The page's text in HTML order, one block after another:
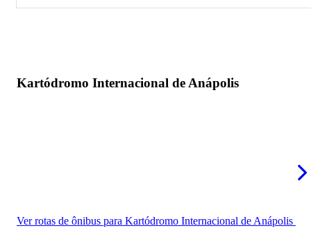
Kartódromo Internacional de Anápolis
Ver rotas de ônibus para Kartódromo Internacional de Anápolis